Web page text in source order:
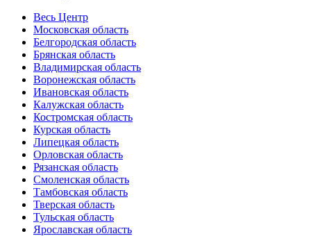
Весь Центр
Московская область
Белгородская область
Брянская область
Владимирская область
Воронежская область
Ивановская область
Калужская область
Костромская область
Курская область
Липецкая область
Орловская область
Рязанская область
Смоленская область
Тамбовская область
Тверская область
Тульская область
Ярославская область